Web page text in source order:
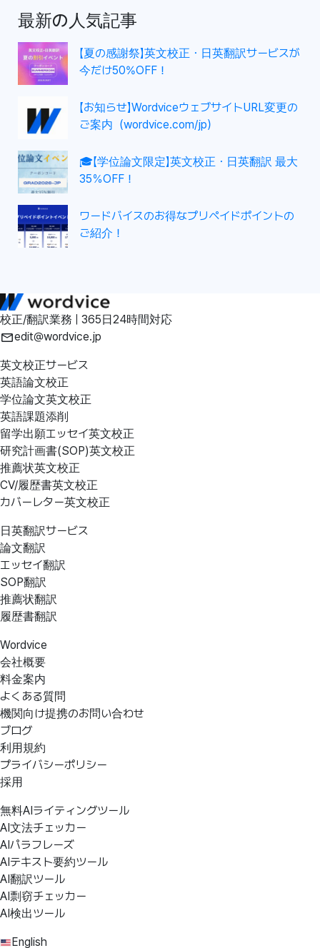
最新の人気記事
【夏の感謝祭】英文校正・日英翻訳サービスが
今だけ50%OFF！
【お知らせ】WordviceウェブサイトURL変更の
ご案内（wordvice.com/jp）
🎓【学位論文限定】英文校正・日英翻訳 最大
35％OFF！
ワードバイスのお得なプリペイドポイントの
ご紹介！
校正/翻訳業務 | 365日24時間対応
edit@wordvice.jp
英文校正サービス
英語論文校正
学位論文英文校正
英語課題添削
留学出願エッセイ英文校正
研究計画書(SOP)英文校正
推薦状英文校正
CV/履歴書英文校正
カバーレター英文校正
日英翻訳サービス
論文翻訳
エッセイ翻訳
SOP翻訳
推薦状翻訳
履歴書翻訳
Wordvice
会社概要
料金案内
よくある質問
機関向け提携のお問い合わせ
ブログ
利用規約
プライバシーポリシー
採用
無料AIライティングツール
AI文法チェッカー
AIパラフレーズ
AIテキスト要約ツール
AI翻訳ツール
AI剽窃チェッカー
AI検出ツール
English